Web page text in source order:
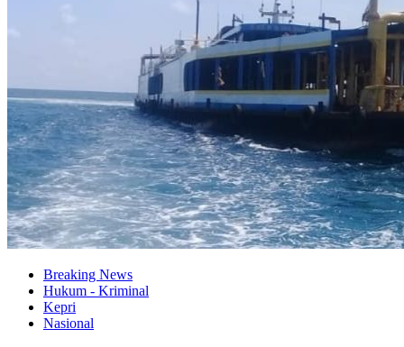
Breaking News
Hukum - Kriminal
Kepri
Nasional